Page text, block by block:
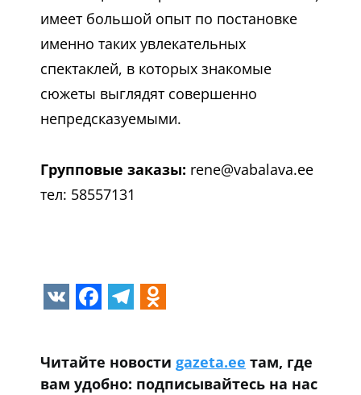
имеет большой опыт по постановке
именно таких увлекательных
спектаклей, в которых знакомые
сюжеты выглядят совершенно
непредсказуемыми.
Групповые заказы: rene@vabalava.ee
тел: 58557131
VK Facebook
Telegram
Читайте новости gazeta.ee там, где
вам удобно: подписывайтесь на нас